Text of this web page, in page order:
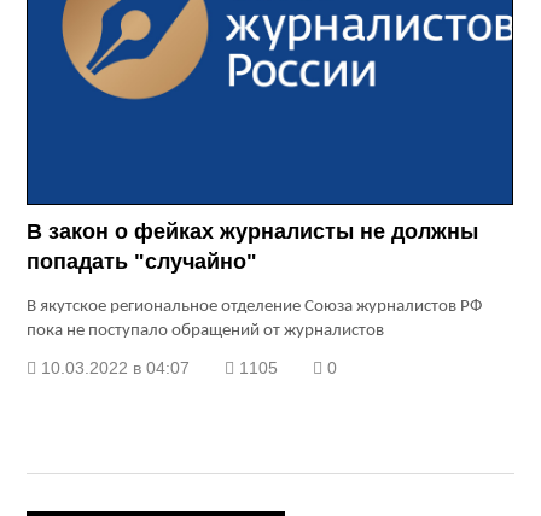
В закон о фейках журналисты не должны
попадать "случайно"
В якутское региональное отделение Союза журналистов РФ
пока не поступало обращений от журналистов
10.03.2022 в 04:07 1105 0